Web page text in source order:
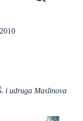
i udruga Maslinova